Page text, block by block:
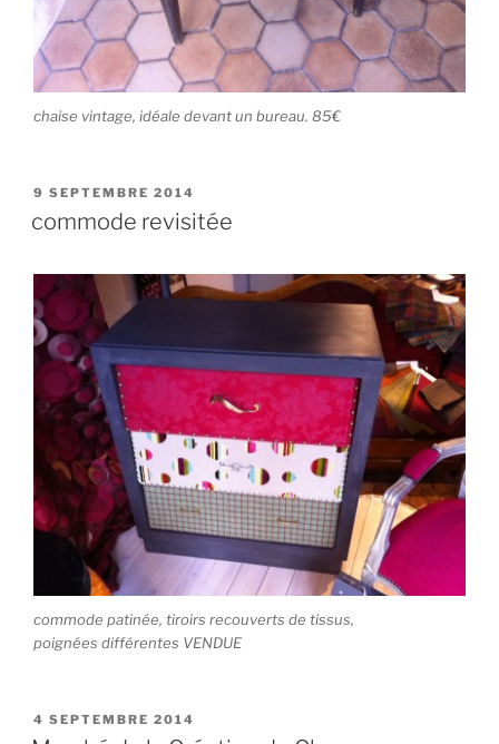
chaise vintage, idéale devant un bureau. 85€
PUBLIÉ
9 SEPTEMBRE 2014
commode revisitée
commode patinée, tiroirs recouverts de tissus,
poignées différentes VENDUE
PUBLIÉ
LE
4 SEPTEMBRE 2014